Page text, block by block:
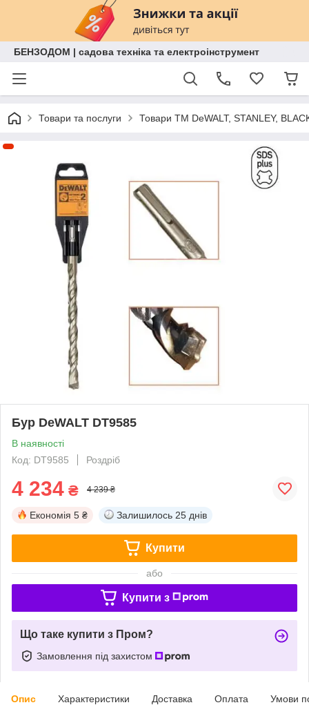
БЕНЗОДОМ | садова техніка та електроінструмент
Товари та послуги Товари ТМ DeWALT, STANLEY,
Бур DeWALT DT9585
В наявності
Код: DT9585
Роздріб
4 234 ₴ 4 239 ₴
Економія 5 ₴ Залишилось 25 днів
Купити
або
Купити з
Що таке купити з Пром?
Замовлення під захистом
Опис Характеристики Доставка Оплата Умови